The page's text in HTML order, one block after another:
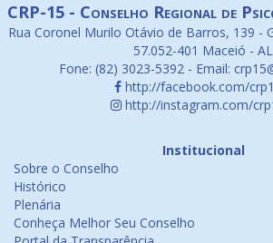
CRP-15 - Conselho Regional de
Rua Coronel Murilo Otávio de Barros, 139 -
57.052-401 Maceió - AL
Fone: (82) 3023-5392 - Email:
http://facebook.com/
http://instagram.com/
Institucional
Sobre o Conselho
Histórico
Plenária
Conheça Melhor Seu Conselho